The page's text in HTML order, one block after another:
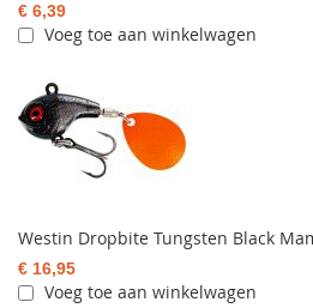
€ 6,39
Voeg toe aan winkelwagen
Westin Dropbite Tungsten Black
€ 16,95
Voeg toe aan winkelwagen